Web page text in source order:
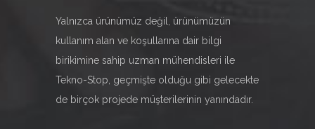
Yalnızca ürünümüz değil, ürünümüzün
kullanım alan ve koşullarına dair bilgi
birikimine sahip uzman mühendisleri ile
Tekno-Stop, geçmişte olduğu gibi gelecekte
de birçok projede müşterilerinin yanındadır.